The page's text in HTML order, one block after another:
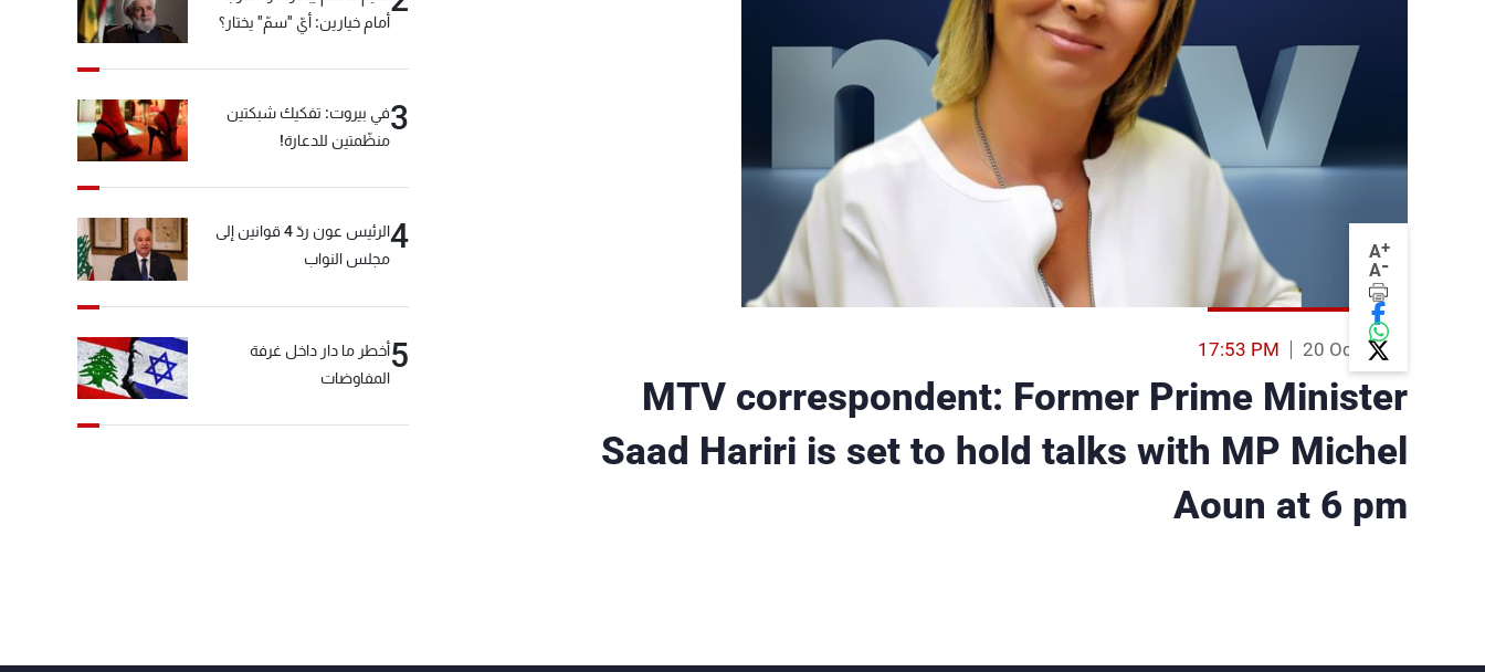
A+
A-
20 Oct 2016
17:53 PM
MTV correspondent: Former Prime Minister
Saad Hariri is set to hold talks with MP Michel
Aoun at 6 pm
أمام خيارين: أيّ "سمّ" يختار؟
3في بيروت: تفكيك شبكتين
منظّمتين للدعارة!
4
الرئيس عون ردّ 4 قوانين إلى
مجلس النواب
5أخطر ما دار داخل غرفة
المفاوضات